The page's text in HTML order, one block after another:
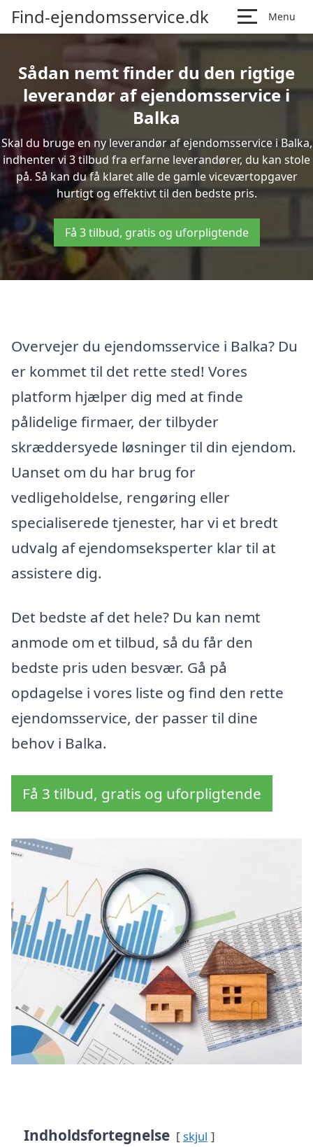
Find-ejendomsservice.dk Menu
Sådan nemt finder du den rigtige
leverandør af ejendomsservice i
Balka
Skal du bruge en ny leverandør af ejendomsservice i Balka,
indhenter vi 3 tilbud fra erfarne leverandører, du kan stole
på. Så kan du få klaret alle de gamle viceværtopgaver
hurtigt og effektivt til den bedste pris.
Få 3 tilbud, gratis og uforpligtende
Overvejer du ejendomsservice i Balka? Du
er kommet til det rette sted! Vores
platform hjælper dig med at finde
pålidelige firmaer, der tilbyder
skræddersyede løsninger til din ejendom.
Uanset om du har brug for
vedligeholdelse, rengøring eller
specialiserede tjenester, har vi et bredt
udvalg af ejendomseksperter klar til at
assistere dig.
Det bedste af det hele? Du kan nemt
anmode om et tilbud, så du får den
bedste pris uden besvær. Gå på
opdagelse i vores liste og find den rette
ejendomsservice, der passer til dine
behov i Balka.
Få 3 tilbud, gratis og uforpligtende
Indholdsfortegnelse skjul